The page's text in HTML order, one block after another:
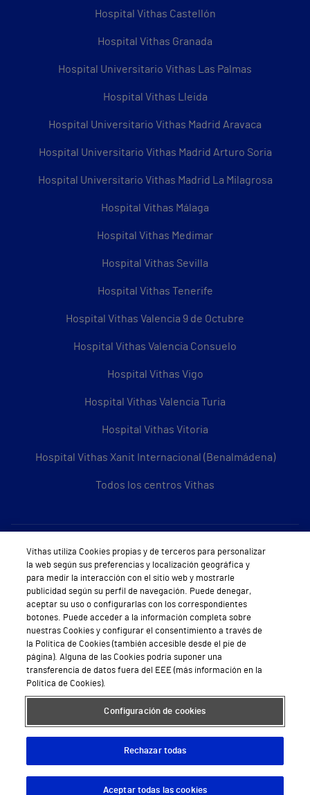
Hospital Vithas Castellón
Hospital Vithas Granada
Hospital Universitario Vithas Las Palmas
Hospital Vithas Lleida
Hospital Universitario Vithas Madrid Aravaca
Hospital Universitario Vithas Madrid Arturo Soria
Hospital Universitario Vithas Madrid La Milagrosa
Hospital Vithas Málaga
Hospital Vithas Medimar
Hospital Vithas Sevilla
Hospital Vithas Tenerife
Hospital Vithas Valencia 9 de Octubre
Hospital Vithas Valencia Consuelo
Hospital Vithas Vigo
Hospital Vithas Valencia Turia
Hospital Vithas Vitoria
Hospital Vithas Xanit Internacional (Benalmádena)
Todos los centros Vithas
Sobre Vithas
Quiénes somos
Trabajar en Vithas
Teléfono Cita Médica
Teléfono Atención al Cliente
Política de seguridad y salud en el trabajo
Conoce a Supervita
Aviso Legal Política de cookies Política de privacidad Mapa web Protección de datos
Vithas utiliza Cookies propias y de terceros para personalizar
la web según sus preferencias y localización geográfica y
para medir la interacción con el sitio web y mostrarle
publicidad según su perfil de navegación. Puede denegar,
aceptar su uso o configurarlas con los correspondientes
botones. Puede acceder a la información completa sobre
nuestras Cookies y configurar el consentimiento a través de
la Política de Cookies (también accesible desde el pie de
página). Alguna de las Cookies podría suponer una
transferencia de datos fuera del EEE (más información en la
Política de Cookies).
Configuración de cookies
Rechazar todas
Aceptar todas las cookies